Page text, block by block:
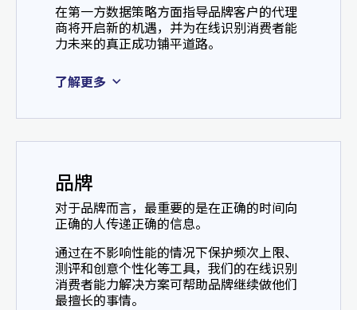
在第一方数据策略方面指导品牌客户的代理
商将开启新的机遇，并为在线识别消费者能
力未来的真正成功铺平道路。
了解更多
品牌
对于品牌而言，最重要的是在正确的时间向
正确的人传递正确的信息。
通过在不影响性能的情况下保护频次上限、
测评和创意个性化等工具，我们的在线识别
消费者能力解决方案可帮助品牌继续做他们
最擅长的事情。